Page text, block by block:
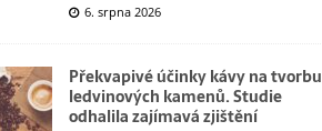
6. srpna 2026
Překvapivé účinky kávy na tvorbu
ledvinových kamenů. Studie
odhalila zajímavá zjištění